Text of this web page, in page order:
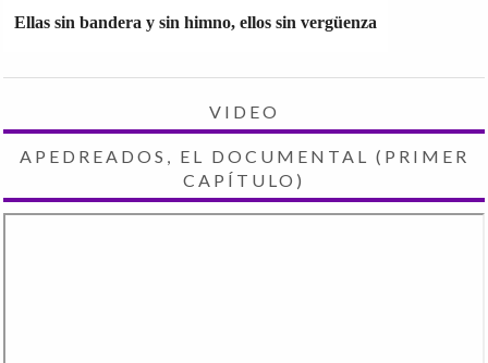
Ellas sin bandera y sin himno, ellos sin vergüenza
VIDEO
APEDREADOS, EL DOCUMENTAL (PRIMER
CAPÍTULO)